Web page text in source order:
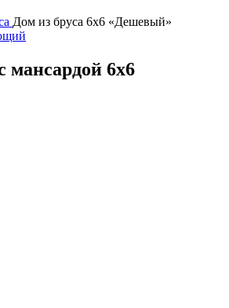
Дом из бруса 6х6 «Дешевый»
мансардой 6х6